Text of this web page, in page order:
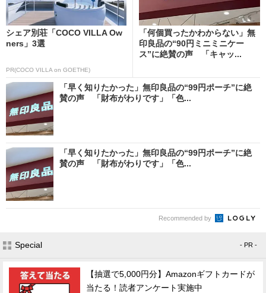
シェア別荘「COCO VILLA Ow
ners」3選
PR(COCO VILLA on GOETHE)
「何個買ったかわからない」無
印良品の“90円ミニミニケー
ス”に絶賛の声 「キャッ...
「早く知りたかった」無印良品の“99円ポーチ”に絶
賛の声 「財布がわりです」「色...
「早く知りたかった」無印良品の“99円ポーチ”に絶
賛の声 「財布がわりです」「色...
Recommended by
Special - PR -
【抽選で5,000円分】Amazonギフトカードが
当たる！読者アンケート実施中